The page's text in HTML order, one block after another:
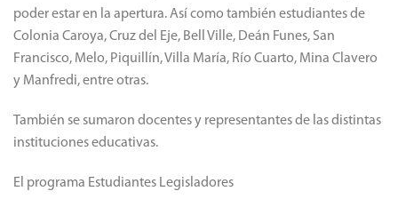
poder estar en la apertura. Así como también estudiantes de
Colonia Caroya, Cruz del Eje, Bell Ville, Deán Funes, San
Francisco, Melo, Piquillín, Villa María, Río Cuarto, Mina Clavero
y Manfredi, entre otras.
También se sumaron docentes y representantes de las distintas
instituciones educativas.
El programa Estudiantes Legisladores